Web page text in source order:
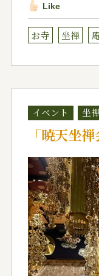
Like
お寺 坐禅
イベント 坐
「暁天坐